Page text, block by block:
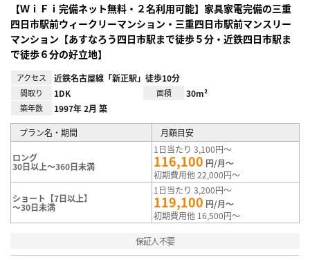
【ＷｉＦｉ完備ネット無料・２名利用可能】家具家電完備の三重
四日市駅前ウィークリーマンション・三重四日市駅前マンスリー
マンション【あすなろう四日市駅まで徒歩５分・近鉄四日市駅ま
で徒歩６分の好立地】
アクセス 近鉄名古屋線「新正駅」徒歩10分
間取り 1DK 面積 30m²
築年数 1997年 2月 築
プラン名・期間 月額目安
ロング
30日以上～360日未満
1日当たり 3,100円～
116,100 円/月～
初期費用他 22,000円～
ショート【7日以上】
～30日未満
1日当たり 3,200円～
119,100 円/月～
初期費用他 16,500円～
保証人不要